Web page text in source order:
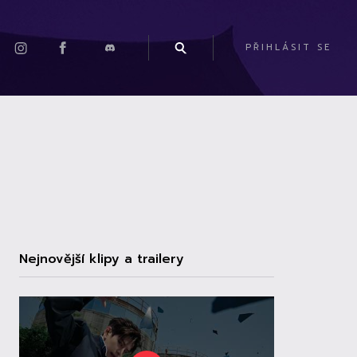
PŘIHLÁSIT SE
Nejnovější klipy a trailery